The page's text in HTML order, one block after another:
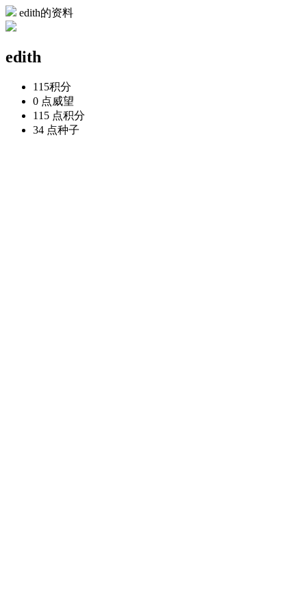
edith的资料
edith
115积分
0 点威望
115 点积分
34 点种子